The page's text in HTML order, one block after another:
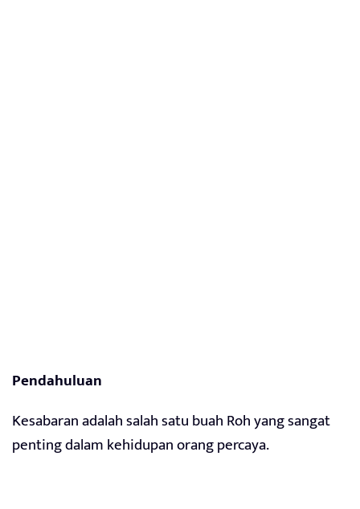
Pendahuluan
Kesabaran adalah salah satu buah Roh yang sangat
penting dalam kehidupan orang percaya.